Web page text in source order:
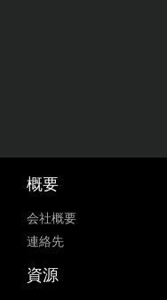
概要
会社概要
連絡先
資源